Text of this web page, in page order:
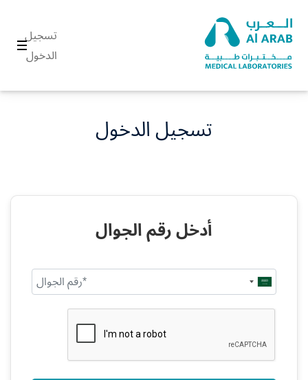
تسجيل
الدخول
تسجيل الدخول
أدخل رقم الجوال
Saudi
Arabia